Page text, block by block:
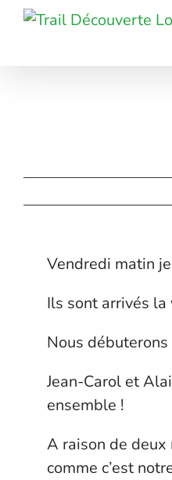
Passer
Vendredi matin
Ils sont arrivés
Nous
Jean-Carol et
ensemble !
A raison de deux
comme c’est